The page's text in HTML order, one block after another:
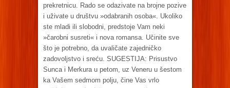
prekretnicu. Rado se odazivate na brojne pozive
i uživate u društvu »odabranih osoba«. Ukoliko
ste mladi ili slobodni, predstoje Vam neki
»čarobni susreti« i nova romansa. Učinite sve
što je potrebno, da uvaličate zajedničko
zadovoljstvo i sreću. SUGESTIJA: Prisustvo
Sunca i Merkura u petom, uz Veneru u šestom
ka Vašem sedmom polju, čine Vas vrlo